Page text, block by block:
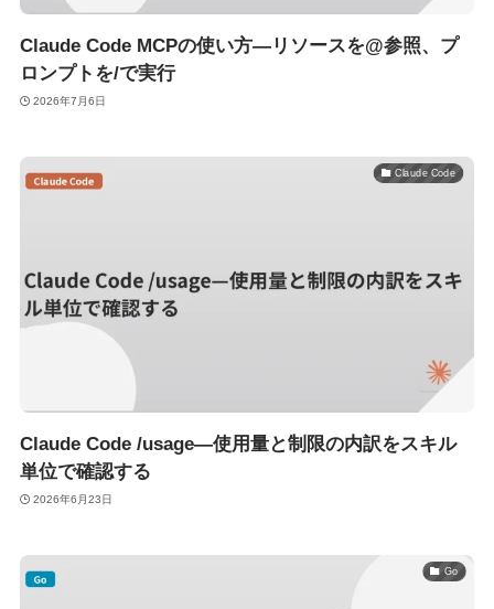
Claude Code MCPの使い方—リソースを@参照、プ
ロンプトを/で実行
2026年7月6日
Claude Code
Claude Code /usage—使用量と制限の内訳をスキル
単位で確認する
2026年6月23日
Go